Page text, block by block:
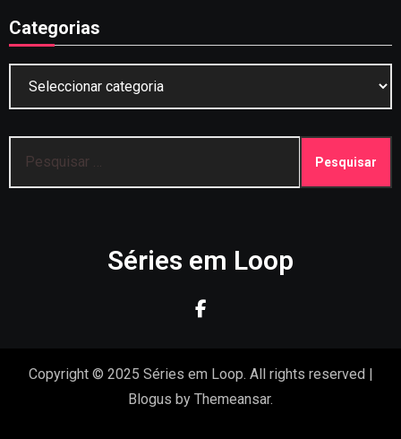
Categorias
por:
Séries em Loop
Copyright © 2025 Séries em Loop. All rights reserved |
Blogus by Themeansar.